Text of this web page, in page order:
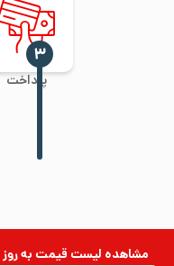
پرداخت
‍۳
مشاهده لیست قیمت به روز